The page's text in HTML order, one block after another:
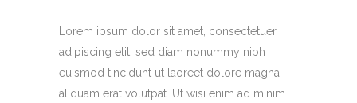
Lorem ipsum dolor sit amet, consectetuer
adipiscing elit, sed diam nonummy nibh
euismod tincidunt ut laoreet dolore magna
aliquam erat volutpat. Ut wisi enim ad minim